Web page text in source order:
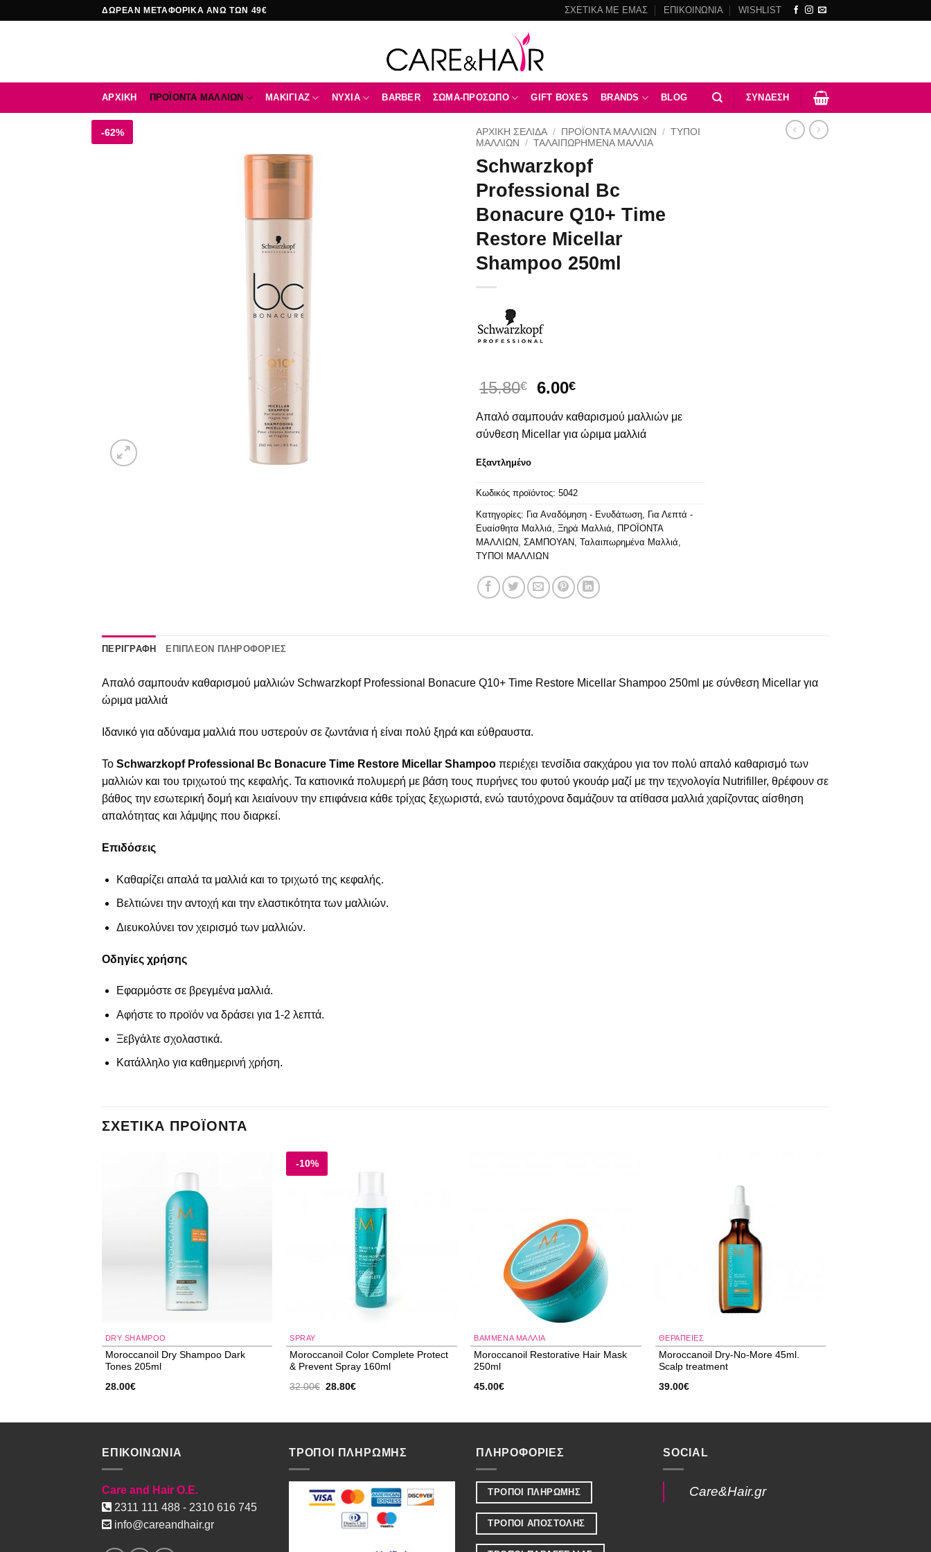
ΔΩΡΕΑΝ ΜΕΤΑΦΟΡΙΚΑ ΑΝΩ ΤΩΝ 49€ ΣΧΕΤΙΚΑ ΜΕ ΕΜΑΣ ΕΠΙΚΟΙΝΩΝΙΑ WISHLIST
ΑΡΧΙΚΉ ΠΡΟΪΟΝΤΑ ΜΑΛΛΙΩΝ ΜΑΚΙΓΙΑΖ NYXIA BARBER ΣΩΜΑ-ΠΡΟΣΩΠΟ GIFT BOXES BRANDS BLOG ΣΎΝΔΕΣΗ
-62% ΑΡΧΙΚΉ ΣΕΛΊΔΑ / ΠΡΟΪΟΝΤΑ ΜΑΛΛΙΩΝ / ΤΥΠΟΙ
ΜΑΛΛΙΩΝ
/ ΤΑΛΑΙΠΩΡΗΜΈΝΑ ΜΑΛΛΙΆ
Schwarzkopf
Professional Bc
Bonacure Q10+ Time
Restore Micellar
Shampoo 250ml
15.80€
Original
was:
15.80€.
6.00€Η
τιμή
είναι:
Απαλό σαμπουάν καθαρισμού μαλλιών με
σύνθεση Micellar για ώριμα μαλλιά
Εξαντλημένο
Κωδικός προϊόντος: 5042
Κατηγορίες: Για Αναδόμηση - Ενυδάτωση, Για Λεπτά -
Ευαίσθητα Μαλλιά, Ξηρά Μαλλιά, ΠΡΟΪΟΝΤΑ
ΜΑΛΛΙΩΝ, ΣΑΜΠΟΥΑΝ, Ταλαιπωρημένα Μαλλιά,
ΤΥΠΟΙ ΜΑΛΛΙΩΝ
ΠΕΡΙΓΡΑΦΉ ΕΠΙΠΛΈΟΝ ΠΛΗΡΟΦΟΡΊΕΣ
Απαλό σαμπουάν καθαρισμού μαλλιών Schwarzkopf Professional Bonacure Q10+ Time Restore Micellar Shampoo 250ml με σύνθεση Micellar για
ώριμα μαλλιά
Ιδανικό για αδύναμα μαλλιά που υστερούν σε ζωντάνια ή είναι πολύ ξηρά και εύθραυστα.
Το Schwarzkopf Professional Bc Bonacure Time Restore Micellar Shampoo περιέχει τενσίδια σακχάρου για τον πολύ απαλό καθαρισμό των
μαλλιών και του τριχωτού της κεφαλής. Τα κατιονικά πολυμερή με βάση τους πυρήνες του φυτού γκουάρ μαζί με την τεχνολογία Nutrifiller, θρέφουν σε
βάθος την εσωτερική δομή και λειαίνουν την επιφάνεια κάθε τρίχας ξεχωριστά, ενώ ταυτόχρονα δαμάζουν τα ατίθασα μαλλιά χαρίζοντας αίσθηση
απαλότητας και λάμψης που διαρκεί.
Επιδόσεις
Καθαρίζει απαλά τα μαλλιά και το τριχωτό της κεφαλής.
Βελτιώνει την αντοχή και την ελαστικότητα των μαλλιών.
Διευκολύνει τον χειρισμό των μαλλιών.
Οδηγίες χρήσης
Εφαρμόστε σε βρεγμένα μαλλιά.
Αφήστε το προϊόν να δράσει για 1-2 λεπτά.
Ξεβγάλτε σχολαστικά.
Κατάλληλο για καθημερινή χρήση.
ΣΧΕΤΙΚΆ ΠΡΟΪΌΝΤΑ
DRY SHAMPOO
Moroccanoil Dry Shampoo Dark
Tones 205ml
28.00€
-10%
SPRAY
Moroccanoil Color Complete Protect
& Prevent Spray 160ml
32.00€ Original
28.80€Η
28.80€.
ΒΑΜΜΈΝΑ ΜΑΛΛΙΆ
Moroccanoil Restorative Hair Mask
250ml
45.00€
ΘΕΡΑΠΕΙΕΣ
Moroccanoil Dry-No-More 45ml.
Scalp treatment
39.00€
ΕΠΙΚΟΙΝΩΝΙΑ
Care and Hair O.E.
2311 111 488 - 2310 616 745
info@careandhair.gr
ΤΡΟΠΟΙ ΠΛΗΡΩΜΗΣ ΠΛΗΡΟΦΟΡΙΕΣ
ΤΡΟΠΟΙ ΠΛΗΡΩΜΗΣ
ΤΡΟΠΟΙ ΑΠΟΣΤΟΛΗΣ
SOCIAL
Care&Hair.gr